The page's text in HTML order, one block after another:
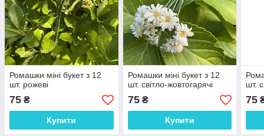
Ромашки міні букет з 12
шт. рожеві
75 ₴
Купити
Ромашки міні букет з 12
шт. світло-жовтогарячі
75₴
Купити
шт.
75